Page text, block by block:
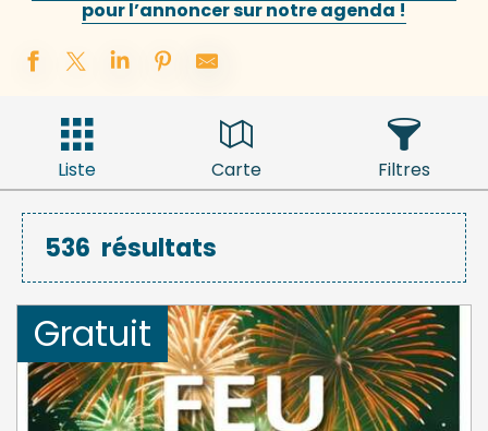
pour l’annoncer sur notre agenda !
Liste Carte Filtres
536 résultats
Gratuit